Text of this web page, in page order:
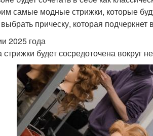
самые модные стрижки, которые
прическу, которая
2025 года
будет сосредоточена вокруг